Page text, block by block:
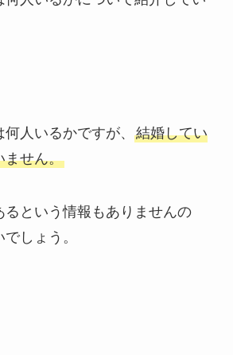
人いるかですが、 結婚してい
ません。
るという情報もありませんの
しょう。